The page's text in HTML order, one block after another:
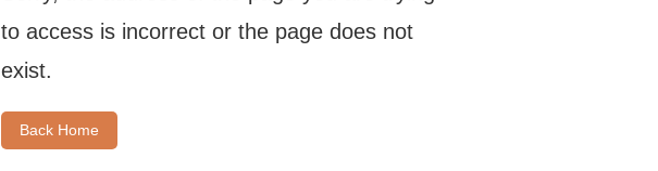
to access is incorrect or the page does not
exist.
Back Home